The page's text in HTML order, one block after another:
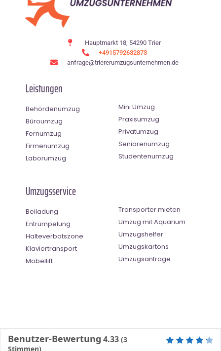
Hauptmarkt 18, 54290 Trier
+4915792632873
anfrage@triererumzugsunternehmen.de
Leistungen
Behördenumzug
Büroumzug
Fernumzug
Firmenumzug
Laborumzug
Mini Umzug
Praxisumzug
Privatumzug
Seniorenumzug
Studentenumzug
Umzugsservice
Beiladung
Entrümpelung
Halteverbotszone
Klaviertransport
Möbellift
Transporter mieten
Umzug mit Aquarium
Umzugshelfer
Umzugskartons
Umzugsanfrage
Benutzer-Bewertung 4.33 (3
Stimmen)